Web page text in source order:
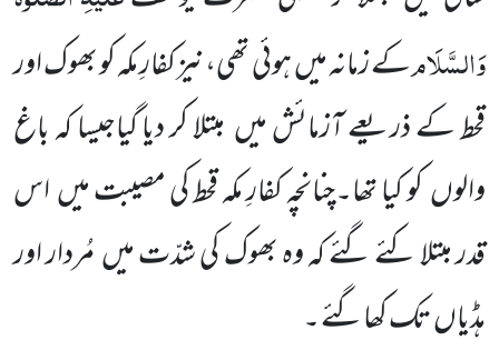
وَالسَّلَامکے زمانہ میںہوئی تھی،نیز کفارِ مکہ کو بھوک اور
قحط کے ذریعے آزمائش میں مبتلا کر دیا گیاجیسا کہ باغ
والوںکو کیا تھا۔چنانچہ کفارِ مکہ قحط کی مصیبت میںاس
قدر مبتلا کئے گئے کہ وہ بھوک کی شدّت میںمُردار اور
ہڈیاںتک کھاگئے ۔